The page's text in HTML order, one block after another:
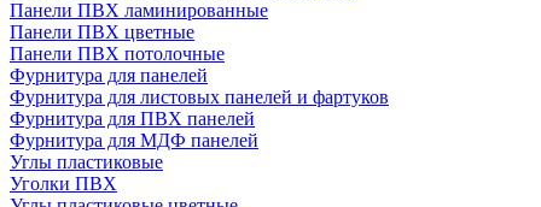
Панели ПВХ ламинированные
Панели ПВХ цветные
Панели ПВХ потолочные
Фурнитура для панелей
Фурнитура для листовых панелей и фартуков
Фурнитура для ПВХ панелей
Фурнитура для МДФ панелей
Углы пластиковые
Уголки ПВХ